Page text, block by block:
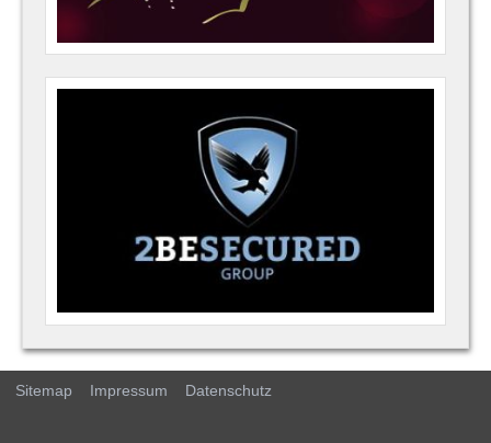
Sitemap Impressum Datenschutz